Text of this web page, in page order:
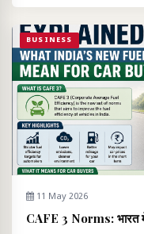
BUSINESS
11 May 2026
CAFE 3 Norms: भारत में